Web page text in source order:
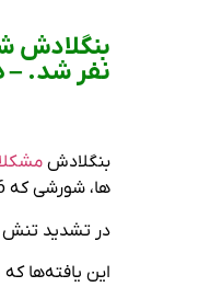
نفر شد. –
بنگلادش
ها، شورشی که 16 سال پیش شاهد قتل عام ده ها افسر ارشد ارتش بود، گفت که نخست وزیر سابق بنگلادش شخصا دستور این شورش را صادر کرده است.
در تشدید تنش